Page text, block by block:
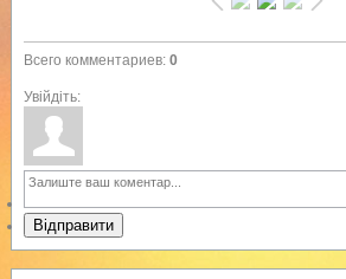
Всего комментариев: 0
Увійдіть:
Відправити